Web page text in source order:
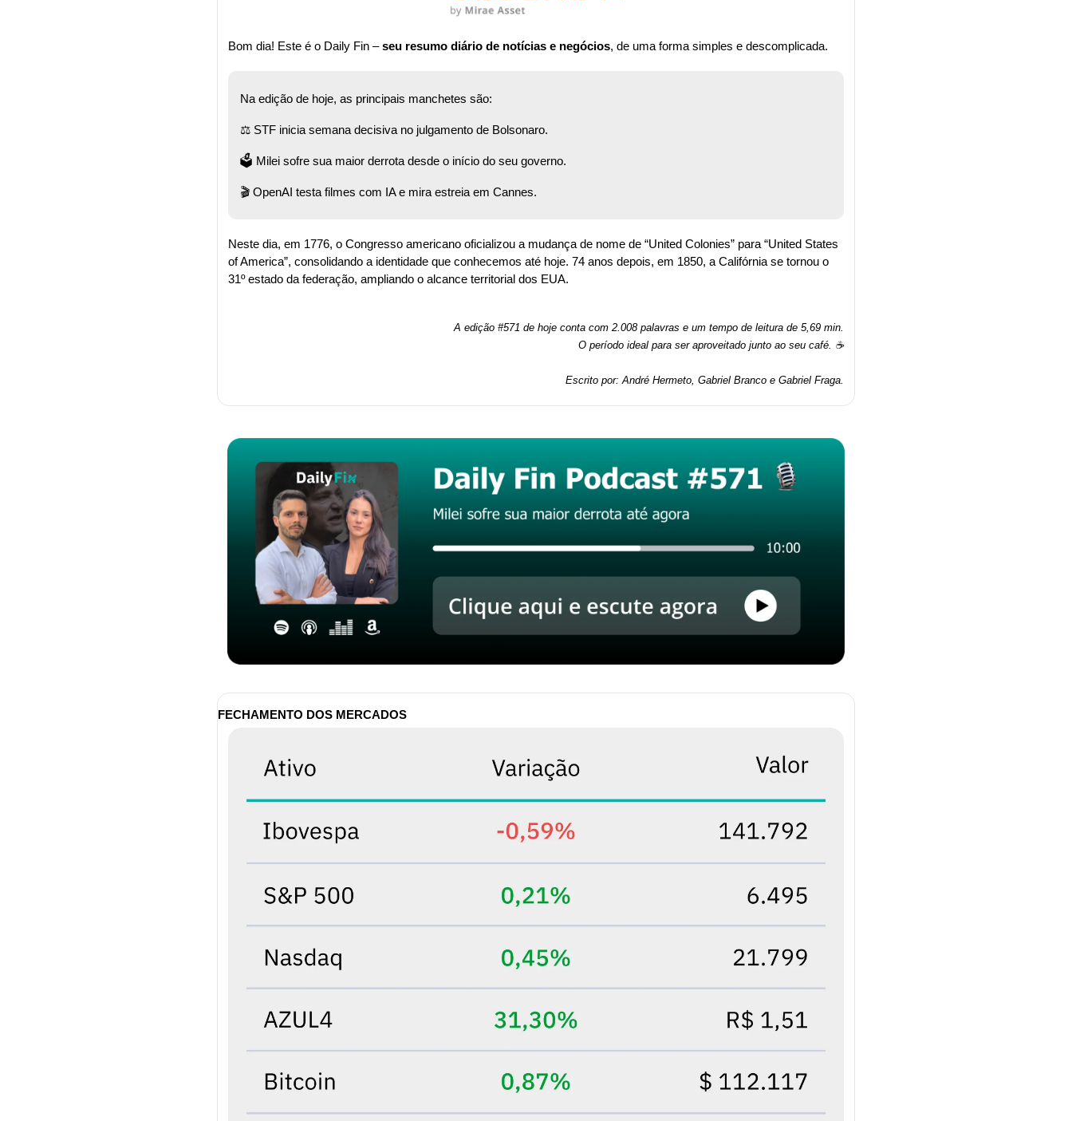
Bom dia! Este é o Daily Fin – seu resumo diário de notícias e negócios, de uma forma simples e descomplicada.
Na edição de hoje, as principais manchetes são:
⚖️ STF inicia semana decisiva no julgamento de Bolsonaro.
🗳️ Milei sofre sua maior derrota desde o início do seu governo.
🎬 OpenAI testa filmes com IA e mira estreia em Cannes.
Neste dia, em 1776, o Congresso americano oficializou a mudança de nome de “United Colonies” para “United States
of America”, consolidando a identidade que conhecemos até hoje. 74 anos depois, em 1850, a Califórnia se tornou o
31º estado da federação, ampliando o alcance territorial dos EUA.
A edição #571 de hoje conta com 2.008 palavras e um tempo de leitura de 5,69 min.
O período ideal para ser aproveitado junto ao seu café. ☕
Escrito por: André Hermeto, Gabriel Branco e Gabriel Fraga.
FECHAMENTO DOS MERCADOS